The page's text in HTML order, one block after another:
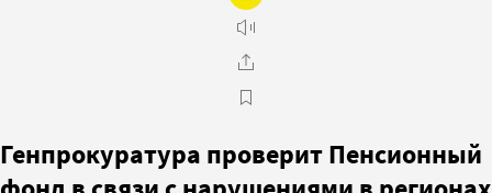
Генпрокуратура проверит Пенсионный